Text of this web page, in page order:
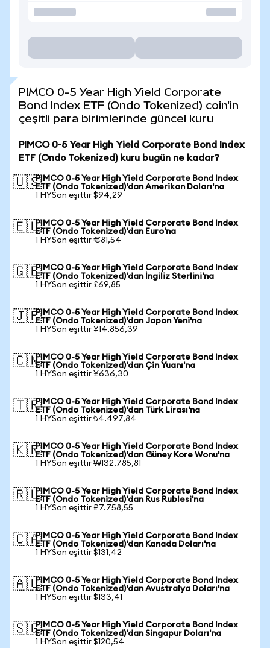
PIMCO 0-5 Year High Yield Corporate
Bond Index ETF (Ondo Tokenized) coin'in
çeşitli para birimlerinde güncel kuru
PIMCO 0-5 Year High Yield Corporate Bond Index
ETF (Ondo Tokenized) kuru bugün ne kadar?
🇺🇸PIMCO 0-5 Year High Yield Corporate Bond Index
ETF (Ondo Tokenized)'dan Amerikan Doları'na
1 HYSon eşittir $94,29
🇪🇺PIMCO 0-5 Year High Yield Corporate Bond Index
ETF (Ondo Tokenized)'dan Euro'na
1 HYSon eşittir €81,54
🇬🇧PIMCO 0-5 Year High Yield Corporate Bond Index
ETF (Ondo Tokenized)'dan İngiliz Sterlini'na
1 HYSon eşittir £69,85
🇯🇵PIMCO 0-5 Year High Yield Corporate Bond Index
ETF (Ondo Tokenized)'dan Japon Yeni'na
1 HYSon eşittir ¥14.856,39
🇨🇳PIMCO 0-5 Year High Yield Corporate Bond Index
ETF (Ondo Tokenized)'dan Çin Yuanı'na
1 HYSon eşittir ¥636,30
🇹🇷PIMCO 0-5 Year High Yield Corporate Bond Index
ETF (Ondo Tokenized)'dan Türk Lirası'na
1 HYSon eşittir ₺4.497,84
🇰🇷PIMCO 0-5 Year High Yield Corporate Bond Index
ETF (Ondo Tokenized)'dan Güney Kore Wonu'na
1 HYSon eşittir ₩132.785,81
🇷🇺PIMCO 0-5 Year High Yield Corporate Bond Index
ETF (Ondo Tokenized)'dan Rus Rublesi'na
1 HYSon eşittir ₽7.758,55
🇨🇦PIMCO 0-5 Year High Yield Corporate Bond Index
ETF (Ondo Tokenized)'dan Kanada Doları'na
1 HYSon eşittir $131,42
🇦🇺PIMCO 0-5 Year High Yield Corporate Bond Index
ETF (Ondo Tokenized)'dan Avustralya Doları'na
1 HYSon eşittir $133,41
🇸🇬PIMCO 0-5 Year High Yield Corporate Bond Index
ETF (Ondo Tokenized)'dan Singapur Doları'na
1 HYSon eşittir $120,54